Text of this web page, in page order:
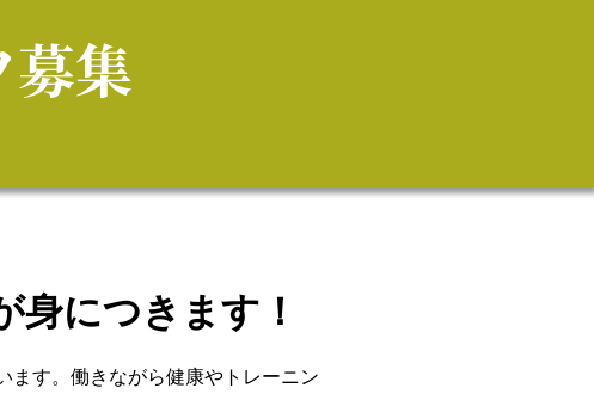
募集
身につきます！
ます。働きながら健康やトレーニン